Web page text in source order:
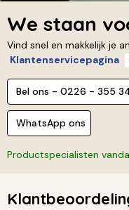
We staan
Vind snel en makkelijk je
Klantenservicepagina
Bel ons - 0226 - 355
WhatsApp ons
Productspecialisten